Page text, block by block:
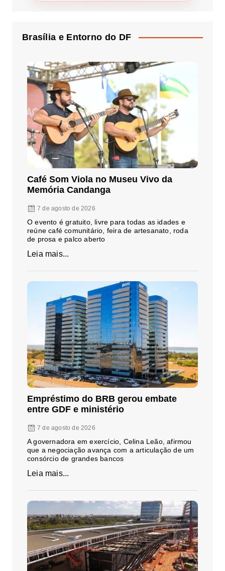
Brasília e Entorno do DF
Café Som Viola no Museu Vivo da
Memória Candanga
7 de agosto de 2026
O evento é gratuito, livre para todas as idades e
reúne café comunitário, feira de artesanato, roda
de prosa e palco aberto
Leia mais...
Empréstimo do BRB gerou embate
entre GDF e ministério
7 de agosto de 2026
A governadora em exercício, Celina Leão, afirmou
que a negociação avança com a articulação de um
consórcio de grandes bancos
Leia mais...